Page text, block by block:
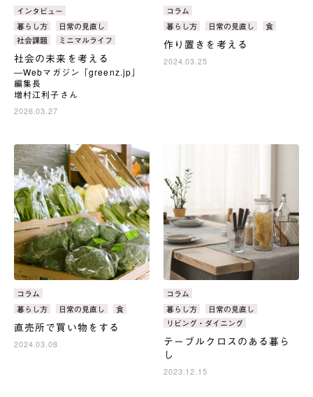
カ
テ
ゴ
リ：
インタビュー
タ
グ：
暮らし方
日常の見直し
社会課題
ミニマルライフ
社会の未来を考える
―Webマガジン「greenz.jp」
編集長
増村江利子さん
2026.03.27
カ
テ
ゴ
リ：
コラム
タ
暮らし方 日常の見直し 食
作り置きを考える
2024.03.25
カ
テ
ゴ
リ：
コラム
タ
暮らし方 日常の見直し 食
直売所で買い物をする
2024.03.08
カ
テ
ゴ
リ：
コラム
タ
グ：
暮らし方
日常の見直し
リビング・ダイニング
テーブルクロスのある暮ら
し
2023.12.15